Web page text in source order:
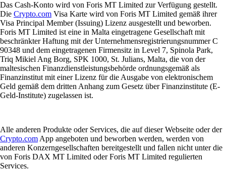
Das Cash-Konto wird von Foris MT Limited zur Verfügung gestellt.
Die Crypto.com Visa Karte wird von Foris MT Limited gemäß ihrer
Visa Principal Member (Issuing) Lizenz ausgestellt und beworben.
Foris MT Limited ist eine in Malta eingetragene Gesellschaft mit
beschränkter Haftung mit der Unternehmensregistrierungsnummer C
90348 und dem eingetragenen Firmensitz in Level 7, Spinola Park,
Triq Mikiel Ang Borg, SPK 1000, St. Julians, Malta, die von der
maltesischen Finanzdienstleistungsbehörde ordnungsgemäß als
Finanzinstitut mit einer Lizenz für die Ausgabe von elektronischem
Geld gemäß dem dritten Anhang zum Gesetz über Finanzinstitute (E-
Geld-Institute) zugelassen ist.
Alle anderen Produkte oder Services, die auf dieser Webseite oder der
Crypto.com App angeboten und beworben werden, werden von
anderen Konzerngesellschaften bereitgestellt und fallen nicht unter die
von Foris DAX MT Limited oder Foris MT Limited regulierten
Services.